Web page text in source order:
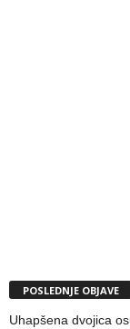
POSLEDNJE OBJAVE
Uhapšena dvojica